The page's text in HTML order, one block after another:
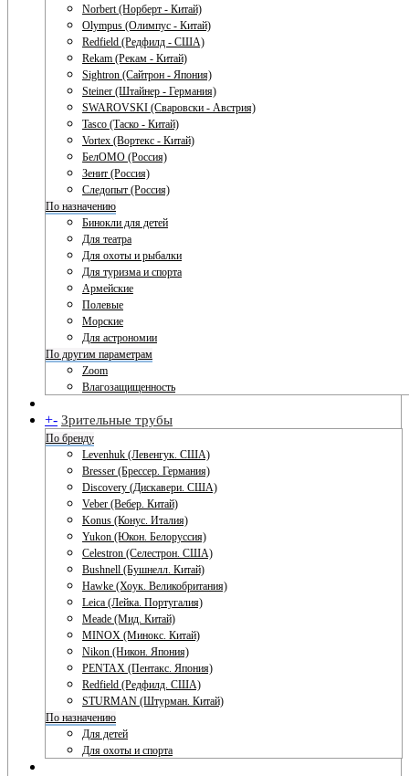
Norbert (Норберт - Китай)
Olympus (Олимпус - Китай)
Redfield (Редфилд - США)
Rekam (Рекам - Китай)
Sightron (Сайтрон - Япония)
Steiner (Штайнер - Германия)
SWAROVSKI (Сваровски - Австрия)
Tasco (Таско - Китай)
Vortex (Вортекс - Китай)
БелОМО (Россия)
Зенит (Россия)
Следопыт (Россия)
По назначению
Бинокли для детей
Для театра
Для охоты и рыбалки
Для туризма и спорта
Армейские
Полевые
Морские
Для астрономии
По другим параметрам
Zoom
Влагозащищенность
+- Зрительные трубы
По бренду
Levenhuk (Левенгук. США)
Bresser (Брессер. Германия)
Discovery (Дискавери. США)
Veber (Вебер. Китай)
Konus (Конус. Италия)
Yukon (Юкон. Белоруссия)
Celestron (Селестрон. США)
Bushnell (Бушнелл. Китай)
Hawke (Хоук. Великобритания)
Leica (Лейка. Португалия)
Meade (Мид. Китай)
MINOX (Минокс. Китай)
Nikon (Никон. Япония)
PENTAX (Пентакс. Япония)
Redfield (Редфилд. США)
STURMAN (Штурман. Китай)
По назначению
Для детей
Для охоты и спорта